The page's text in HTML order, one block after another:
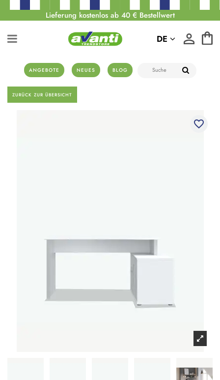
Lieferung kostenlos ab 40 € Bestellwert
ANGEBOTE NEUES BLOG
DE
ZURÜCK ZUR ÜBERSICHT
favorite_border